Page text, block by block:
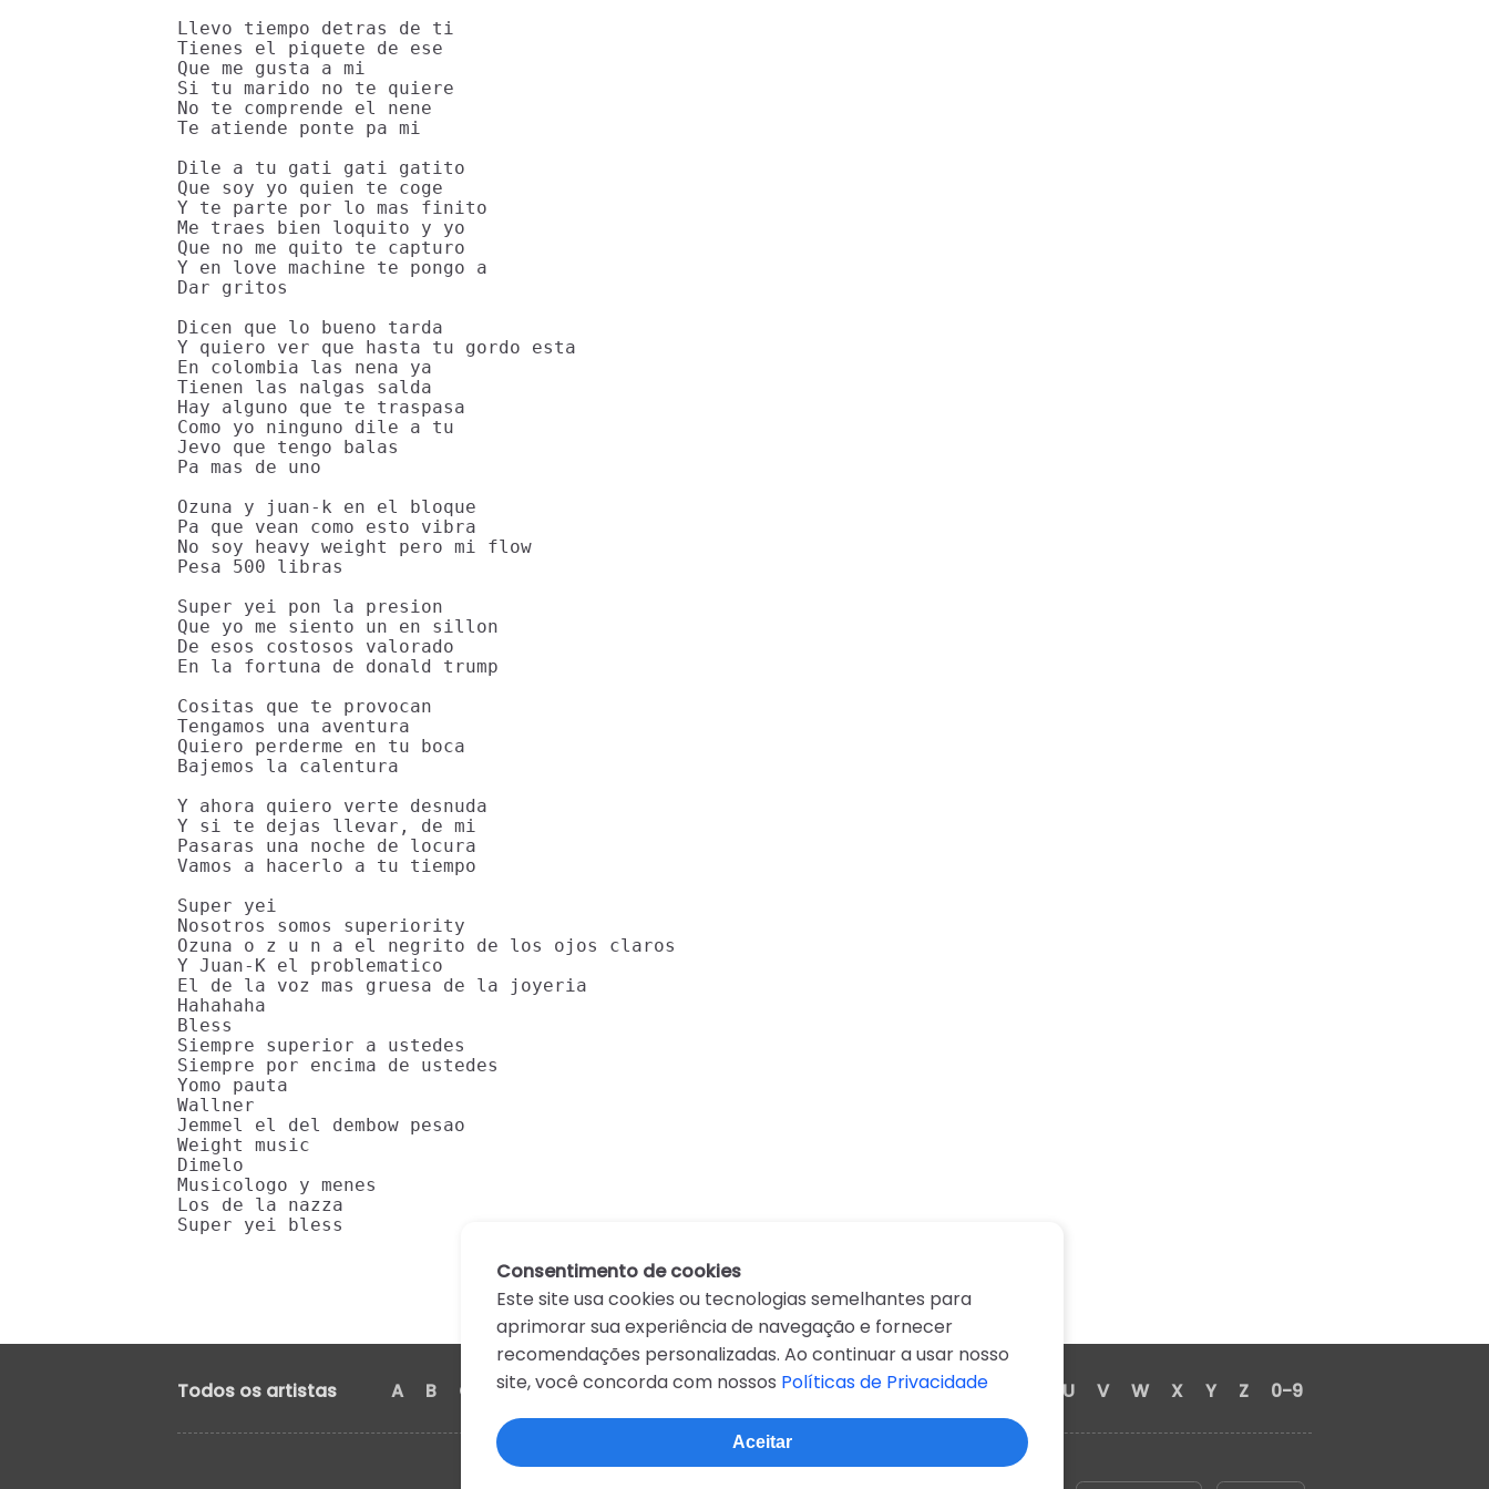
Llevo tiempo detras de ti
Tienes el piquete de ese
Que me gusta a mi
Si tu marido no te quiere
No te comprende el nene
Te atiende ponte pa mi
Dile a tu gati gati gatito
Que soy yo quien te coge
Y te parte por lo mas finito
Me traes bien loquito y yo
Que no me quito te capturo
Y en love machine te pongo a
Dar gritos
Dicen que lo bueno tarda
Y quiero ver que hasta tu gordo esta
En colombia las nena ya
Tienen las nalgas salda
Hay alguno que te traspasa
Como yo ninguno dile a tu
Jevo que tengo balas
Pa mas de uno
Ozuna y juan-k en el bloque
Pa que vean como esto vibra
No soy heavy weight pero mi flow
Pesa 500 libras
Super yei pon la presion
Que yo me siento un en sillon
De esos costosos valorado
En la fortuna de donald trump
Cositas que te provocan
Tengamos una aventura
Quiero perderme en tu boca
Bajemos la calentura
Y ahora quiero verte desnuda
Y si te dejas llevar, de mi
Pasaras una noche de locura
Vamos a hacerlo a tu tiempo
Super yei
Nosotros somos superiority
Ozuna o z u n a el negrito de los ojos claros
Y Juan-K el problematico
El de la voz mas gruesa de la joyeria
Hahahaha
Bless
Siempre superior a ustedes
Siempre por encima de ustedes
Yomo pauta
Wallner
Jemmel el del dembow pesao
Weight music
Dimelo
Musicologo y menes
Los de la nazza
Super yei bless
Todos os artistas A B C D E F G H I J K L M N O P Q R U V W X Y Z 0-9
Sobre o site
Consentimento de cookies
Este site usa cookies ou tecnologias semelhantes para
aprimorar sua experiência de navegação e fornecer
recomendações personalizadas. Ao continuar a usar nosso
site, você concorda com nossos Políticas de Privacidade
Aceitar